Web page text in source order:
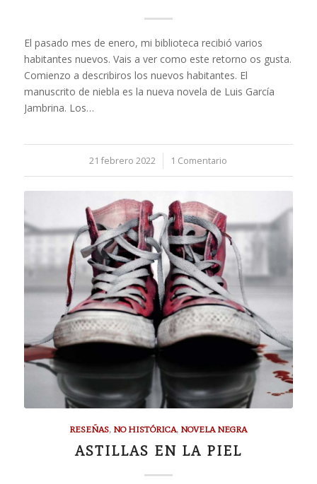
El pasado mes de enero, mi biblioteca recibió varios
habitantes nuevos. Vais a ver como este retorno os gusta.
Comienzo a describiros los nuevos habitantes. El
manuscrito de niebla es la nueva novela de Luis García
Jambrina. Los…
21 febrero 2022
/ 1 Comentario
RESEÑAS, NO HISTÓRICA, NOVELA NEGRA
ASTILLAS EN LA PIEL